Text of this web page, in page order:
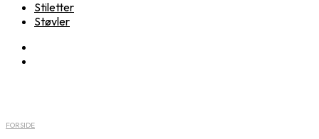
Stiletter
Støvler
FORSIDE